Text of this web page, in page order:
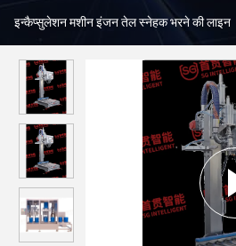
इन्कैप्सुलेशन मशीन इंजन तेल स्नेहक भरने की लाइन